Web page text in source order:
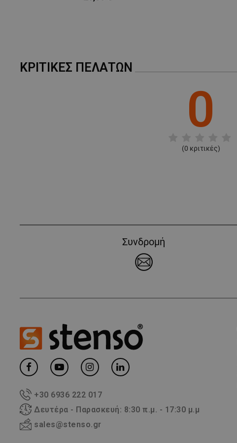
ΚΡΙΤΙΚΈΣ ΠΕΛΑΤΏΝ
0
(0 κριτικές)
Συνδρομή
+30 6936 222 017
Δευτέρα - Παρασκευή: 8:30 π.μ. - 17:30 μ.μ
sales@stenso.gr